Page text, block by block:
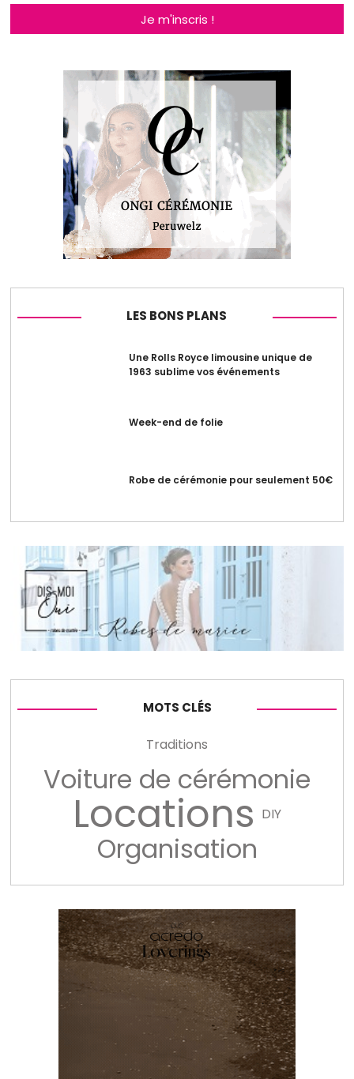
Je m'inscris !
LES BONS PLANS
Une Rolls Royce limousine unique de
1963 sublime vos événements
Week-end de folie
Robe de cérémonie pour seulement 50€
MOTS CLÉS
Traditions
Voiture de cérémonie
Locations DIY
Organisation